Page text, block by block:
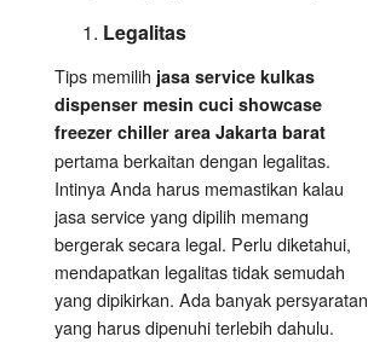
Legalitas
Tips memilih jasa service kulkas
dispenser mesin cuci showcase
freezer chiller area Jakarta barat
pertama berkaitan dengan legalitas.
Intinya Anda harus memastikan kalau
jasa service yang dipilih memang
bergerak secara legal. Perlu diketahui,
mendapatkan legalitas tidak semudah
yang dipikirkan. Ada banyak persyaratan
yang harus dipenuhi terlebih dahulu.